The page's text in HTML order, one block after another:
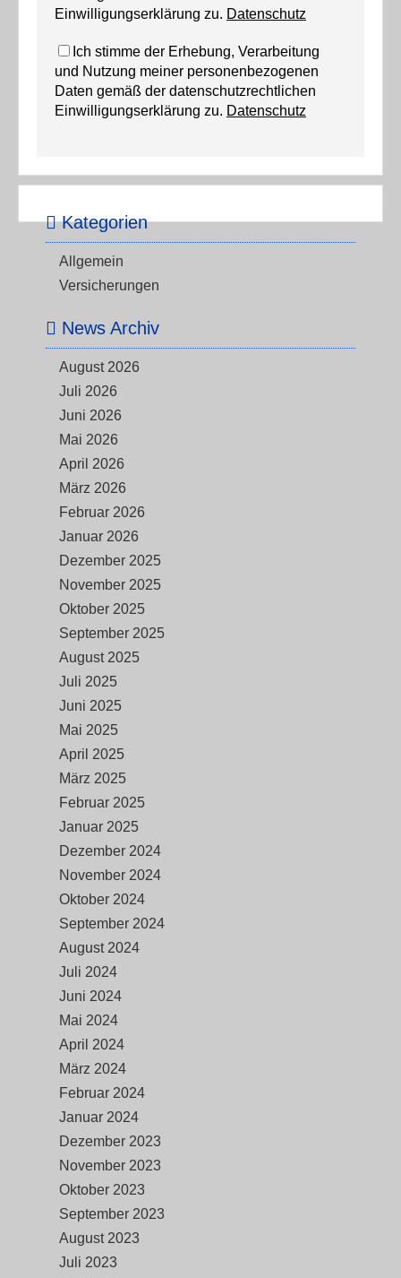
Einwilligungserklärung zu. Datenschutz
Ich stimme der Erhebung, Verarbeitung
und Nutzung meiner personenbezogenen
Daten gemäß der datenschutzrechtlichen
Einwilligungserklärung zu. Datenschutz
Kategorien
Allgemein
Versicherungen
News Archiv
August 2026
Juli 2026
Juni 2026
Mai 2026
April 2026
März 2026
Februar 2026
Januar 2026
Dezember 2025
November 2025
Oktober 2025
September 2025
August 2025
Juli 2025
Juni 2025
Mai 2025
April 2025
März 2025
Februar 2025
Januar 2025
Dezember 2024
November 2024
Oktober 2024
September 2024
August 2024
Juli 2024
Juni 2024
Mai 2024
April 2024
März 2024
Februar 2024
Januar 2024
Dezember 2023
November 2023
Oktober 2023
September 2023
August 2023
Juli 2023